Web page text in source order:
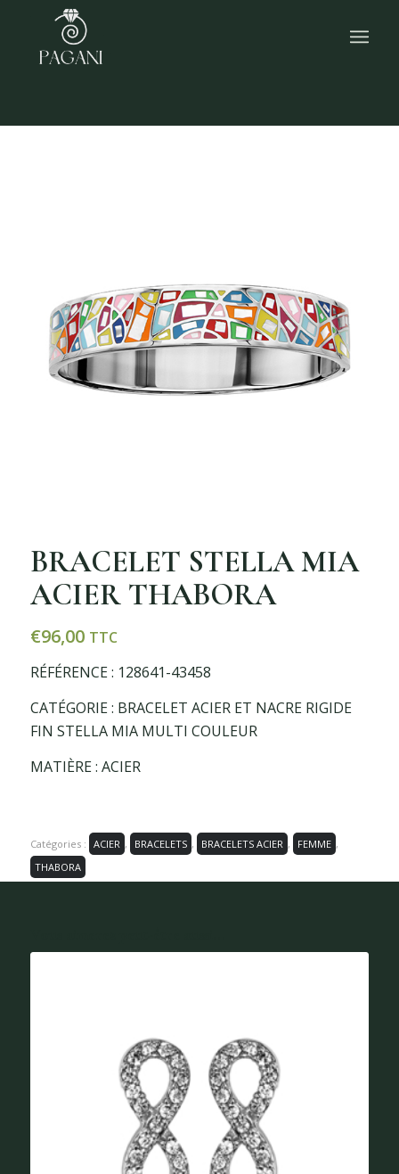
BRACELET STELLA MIA
ACIER THABORA
€96,00 TTC
RÉFÉRENCE : 128641-43458
CATÉGORIE : BRACELET ACIER ET NACRE RIGIDE
FIN STELLA MIA MULTI COULEUR
MATIÈRE : ACIER
Catégories : ACIER , BRACELETS , BRACELETS ACIER , FEMME ,
THABORA